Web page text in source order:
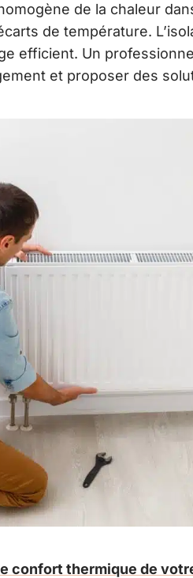
de la chaleur
de température.
efficient. Un
et proposer des
confort thermique de